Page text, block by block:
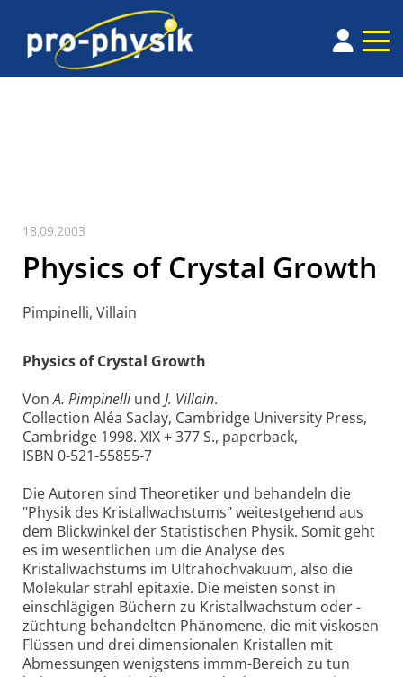
18.09.2003
Physics of Crystal Growth
Pimpinelli, Villain
Physics of Crystal Growth
VonA. Pimpinelli und J. Villain.
Collection Aléa Saclay, Cambridge University Press,
Cambridge 1998. XIX + 377 S., paperback,
ISBN 0-521-55855-7
Die Autoren sind Theoretiker und behandeln die
"Physik des Kristallwachstums" weitestgehend aus
dem Blickwinkel der Statistischen Physik. Somit geht
es im wesentlichen um die Analyse des
Kristallwachstums im Ultrahochvakuum, also die
Molekular strahl epitaxie. Die meisten sonst in
einschlägigen Büchern zu Kristallwachstum oder -
züchtung behandelten Phänomene, die mit viskosen
Flüssen und drei dimensionalen Kristallen mit
Abmessungen wenigstens immm-Bereich zu tun